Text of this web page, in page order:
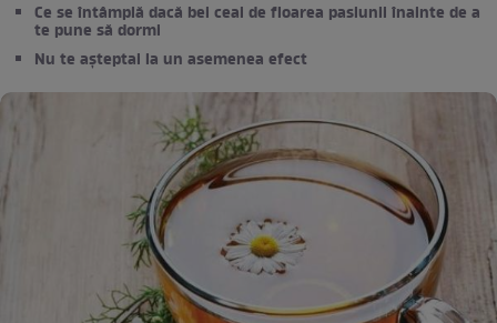
Ce se întâmplă dacă bei ceai de floarea pasiunii înainte de a
te pune să dormi
Nu te așteptai la un asemenea efect